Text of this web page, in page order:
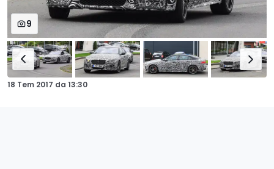
9
18 Tem 2017 da 13:30